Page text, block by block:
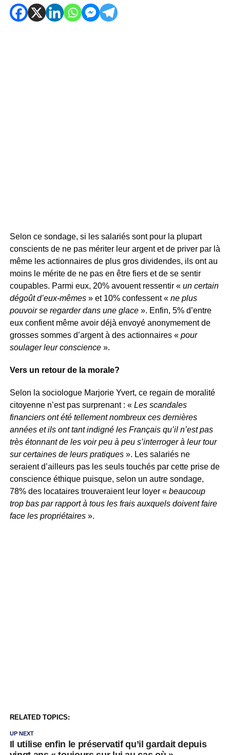
Selon ce sondage, si les salariés sont pour la plupart
conscients de ne pas mériter leur argent et de priver par là
même les actionnaires de plus gros dividendes, ils ont au
moins le mérite de ne pas en être fiers et de se sentir
coupables. Parmi eux, 20% avouent ressentir « un certain
dégoût d’eux-mêmes» et 10% confessent « ne plus
pouvoir se regarder dans une glace». Enfin, 5% d’entre
eux confient même avoir déjà envoyé anonymement de
grosses sommes d’argent à des actionnaires «pour
soulager leur conscience».
Vers un retour de la morale?
Selon la sociologue Marjorie Yvert, ce regain de moralité
citoyenne n’est pas surprenant : « Les scandales
financiers ont été tellement nombreux ces dernières
années et ils ont tant indigné les Français qu’il n’est pas
très étonnant de les voir peu à peu s’interroger à leur tour
sur certaines de leurs pratiques». Les salariés ne
seraient d’ailleurs pas les seuls touchés par cette prise de
conscience éthique puisque, selon un autre sondage,
78% des locataires trouveraient leur loyer «beaucoup
trop bas par rapport à tous les frais auxquels doivent faire
face les propriétaires».
RELATED TOPICS:
UP NEXT
Il utilise enfin le préservatif qu’il gardait depuis